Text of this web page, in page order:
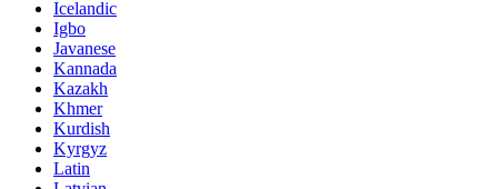
Icelandic
Igbo
Javanese
Kannada
Kazakh
Khmer
Kurdish
Kyrgyz
Latin